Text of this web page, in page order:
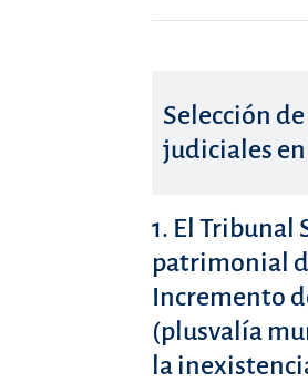
Selección
judiciales
1. El
patrimonial
Incremento
(plusvalía
la